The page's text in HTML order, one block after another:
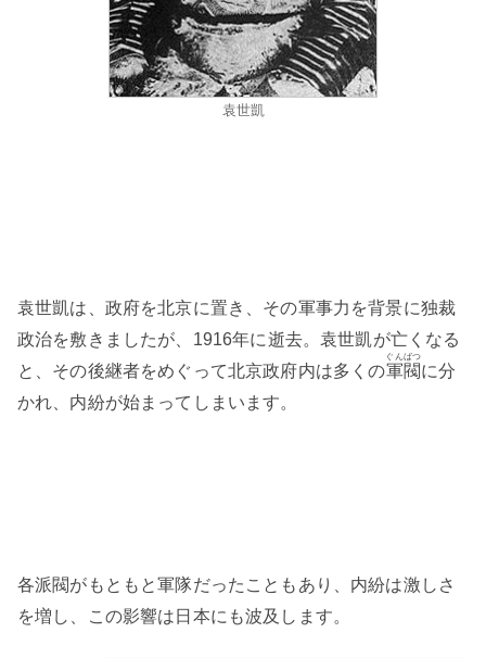
袁世凱
袁世凱は、政府を北京に置き、その軍事力を背景に独裁
政治を敷きましたが、1916年に逝去。袁世凱が亡くなる
と、その後継者をめぐって北京政府内は多くの軍閥
ぐんばつ
に分
かれ、内紛が始まってしまいます。
各派閥がもともと軍隊だったこともあり、内紛は激しさ
を増し、この影響は日本にも波及します。